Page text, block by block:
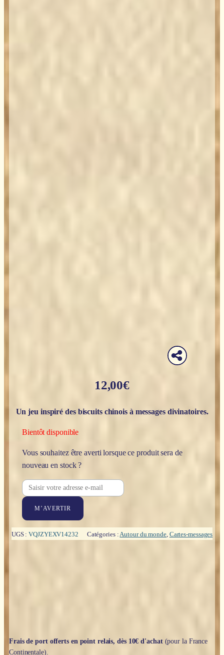
12,00€
Un jeu inspiré des biscuits chinois à messages divinatoires.
Bientôt disponible
Vous souhaitez être averti lorsque ce produit sera de
nouveau en stock ?
M’AVERTIR
UGS :VQJZYEXV14232 Catégories :Autour du monde, Cartes-messages
Frais de port offerts en point relais, dès 10€ d'achat(pour la France
Continentale).